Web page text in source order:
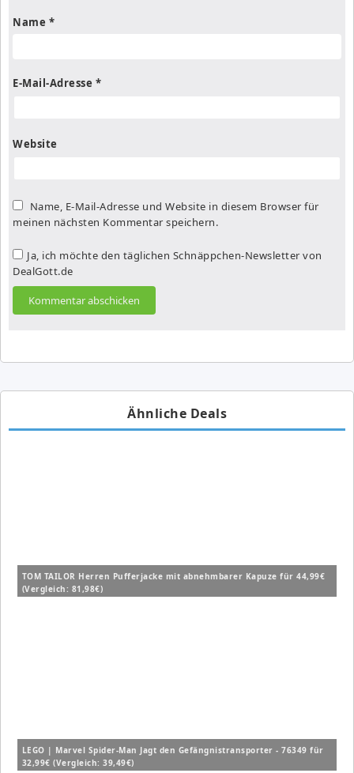
Name *
E-Mail-Adresse *
Website
Name, E-Mail-Adresse und Website in diesem Browser für
meinen nächsten Kommentar speichern.
Ja, ich möchte den täglichen Schnäppchen-Newsletter von
DealGott.de
Ähnliche Deals
TOM TAILOR Herren Pufferjacke mit abnehmbarer Kapuze für 44,99€
(Vergleich: 81,98€)
LEGO | Marvel Spider-Man Jagt den Gefängnistransporter - 76349 für
32,99€ (Vergleich: 39,49€)